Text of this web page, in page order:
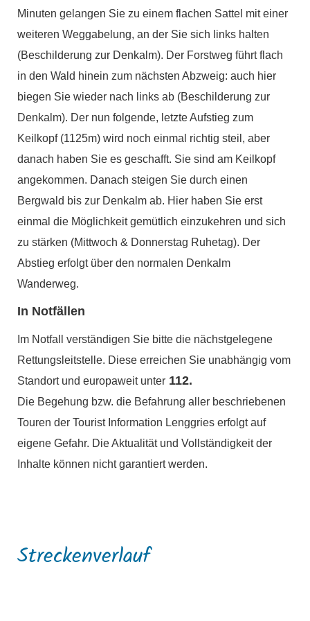
Minuten gelangen Sie zu einem flachen Sattel mit einer
weiteren Weggabelung, an der Sie sich links halten
(Beschilderung zur Denkalm). Der Forstweg führt flach
in den Wald hinein zum nächsten Abzweig: auch hier
biegen Sie wieder nach links ab (Beschilderung zur
Denkalm). Der nun folgende, letzte Aufstieg zum
Keilkopf (1125m) wird noch einmal richtig steil, aber
danach haben Sie es geschafft. Sie sind am Keilkopf
angekommen. Danach steigen Sie durch einen
Bergwald bis zur Denkalm ab. Hier haben Sie erst
einmal die Möglichkeit gemütlich einzukehren und sich
zu stärken (Mittwoch & Donnerstag Ruhetag). Der
Abstieg erfolgt über den normalen Denkalm
Wanderweg.
In Notfällen
Im Notfall verständigen Sie bitte die nächstgelegene
Rettungsleitstelle. Diese erreichen Sie unabhängig vom
Standort und europaweit unter 112.
Die Begehung bzw. die Befahrung aller beschriebenen
Touren der Tourist Information Lenggries erfolgt auf
eigene Gefahr. Die Aktualität und Vollständigkeit der
Inhalte können nicht garantiert werden.
Streckenverlauf